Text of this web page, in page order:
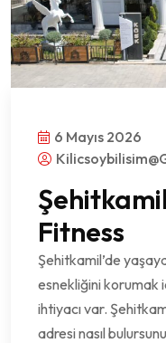
6 Mayıs 2026
Fitness
Şehitkamil’de
esnekliğini korumak
ihtiyacı var.
adresi nasıl